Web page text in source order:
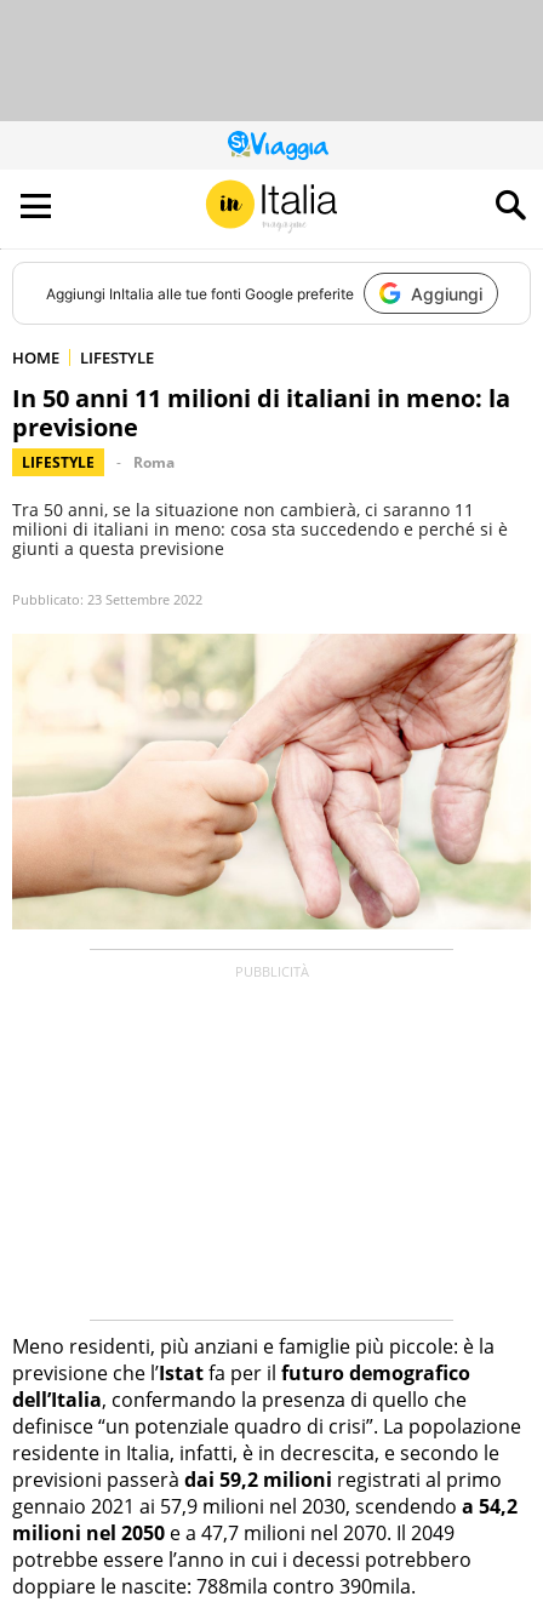
QUESTO
SITO
CONTRIBUISCE
ALL’AUDIENCE
DI
Aggiungi InItalia alle tue fonti Google preferite Aggiungi
HOME LIFESTYLE
In 50 anni 11 milioni di italiani in meno: la
previsione
LIFESTYLE Roma
Tra 50 anni, se la situazione non cambierà, ci saranno 11
milioni di italiani in meno: cosa sta succedendo e perché si è
giunti a questa previsione
Pubblicato: 23 Settembre 2022
Meno residenti, più anziani e famiglie più piccole: è la
previsione che l’Istatfa per il futuro demografico
dell’Italia, confermando la presenza di quello che
definisce “un potenziale quadro di crisi”. La popolazione
residente in Italia, infatti, è in decrescita, e secondo le
previsioni passerà dai 59,2 milioni registrati al primo
gennaio 2021 ai 57,9 milioni nel 2030, scendendo a 54,2
milioni nel 2050 e a 47,7 milioni nel 2070. Il 2049
potrebbe essere l’anno in cui i decessi potrebbero
doppiare le nascite: 788mila contro 390mila.